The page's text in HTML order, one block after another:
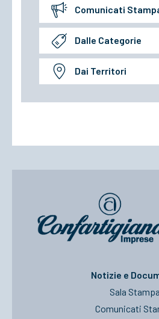
Comunicati
Dalle Categorie
Dai Territori
Notizie e
Sala Stampa
Comunicati